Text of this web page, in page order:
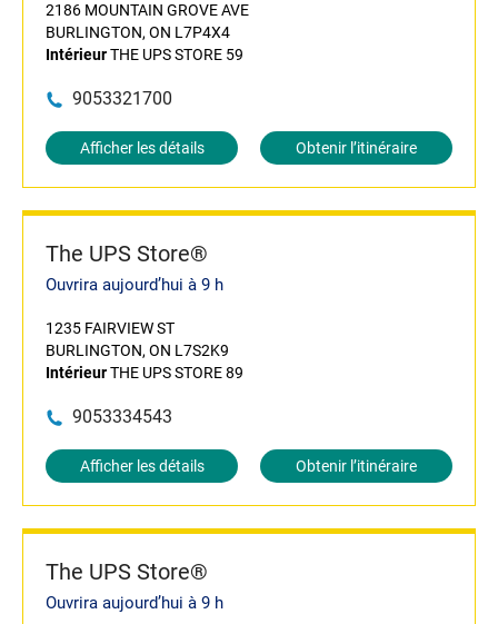
2186 MOUNTAIN GROVE AVE
BURLINGTON, ON L7P4X4
IntérieurTHE UPS STORE 59
9053321700
Afficher les détails Obtenir l’itinéraire
The UPS Store®
Ouvrira aujourd’hui à 9 h
1235 FAIRVIEW ST
BURLINGTON, ON L7S2K9
IntérieurTHE UPS STORE 89
9053334543
Afficher les détails Obtenir l’itinéraire
The UPS Store®
Ouvrira aujourd’hui à 9 h